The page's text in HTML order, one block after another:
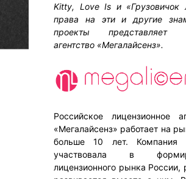
Kitty, Love Is и «Грузовичок
права на эти и другие
проекты представляет
агентство «Мегалайсенз».
Российское лицензионное
«Мегалайсенз» работает на
больше 10 лет. Компания
участвовала в
лицензионного рынка России,